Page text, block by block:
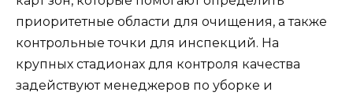
приоритетные области для очищения, а также
контрольные точки для инспекций. На
крупных стадионах для контроля качества
задействуют менеджеров по уборке и